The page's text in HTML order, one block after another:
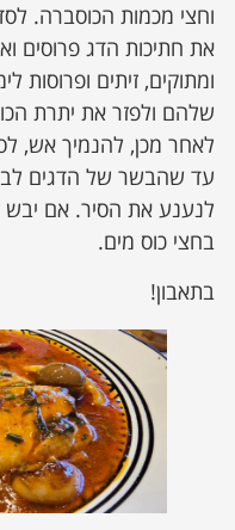
וחצי מכמות הכוסברה.
את חתיכות הדג פרוסים
ומתוקים, זיתים ופרוסות
שלהם ולפזר את יתרת
לאחר מכן, להנמיך אש,
עד שהבשר של הדגים לבן
לנענע את הסיר. אם
בחצי כוס מים.
בתאבון!